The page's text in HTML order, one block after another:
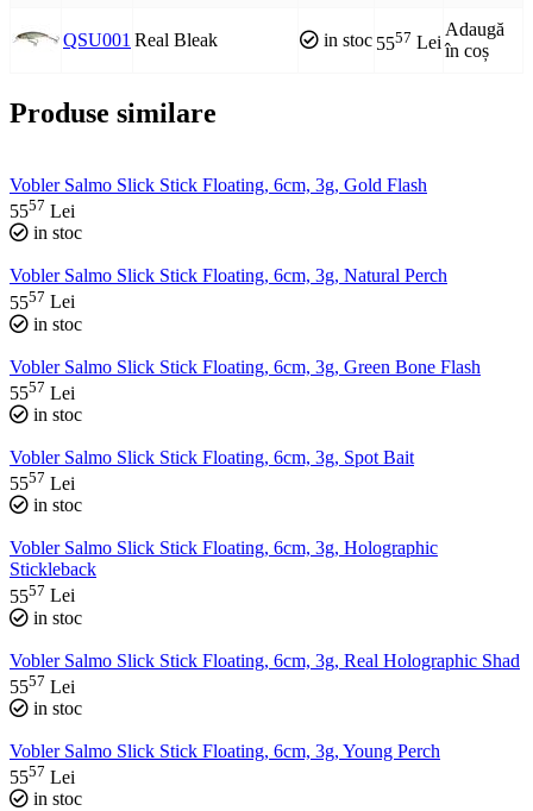
QSU001 Real Bleak in stoc 5557 Lei
Adaugă
în coș
Produse similare
Vobler Salmo Slick Stick Floating, 6cm, 3g, Gold Flash
5557 Lei
in stoc
Vobler Salmo Slick Stick Floating, 6cm, 3g, Natural Perch
5557 Lei
in stoc
Vobler Salmo Slick Stick Floating, 6cm, 3g, Green Bone Flash
5557 Lei
in stoc
Vobler Salmo Slick Stick Floating, 6cm, 3g, Spot Bait
5557 Lei
in stoc
Vobler Salmo Slick Stick Floating, 6cm, 3g, Holographic
Stickleback
5557 Lei
in stoc
Vobler Salmo Slick Stick Floating, 6cm, 3g, Real Holographic Shad
5557 Lei
in stoc
Vobler Salmo Slick Stick Floating, 6cm, 3g, Young Perch
5557 Lei
in stoc